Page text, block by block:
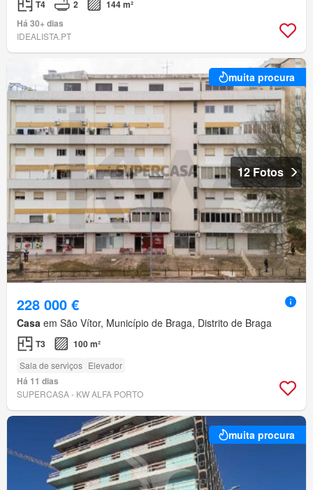
T4 2
144 m²
Há 30+ dias
IDEALISTA.PT
muita procura
12 Fotos
228 000 €
Casa em São Vítor, Município de Braga, Distrito de Braga
T3 100 m²
Sala de serviços Elevador
Há 11 dias
SUPERCASA - KW ALFA PORTO
muita procura